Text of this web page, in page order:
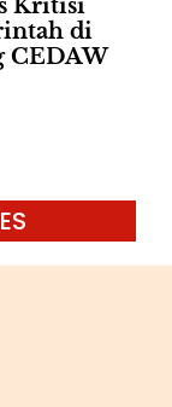
Kritisi
di
CEDAW